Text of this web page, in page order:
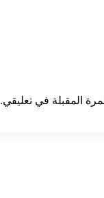
المقبلة في تعليقي.